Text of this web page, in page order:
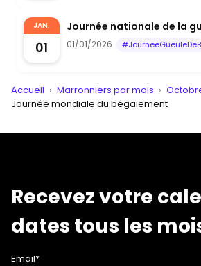
JAN.
01
Journée nationale de la
01/01/2026
Accueil › Marronniers par mois ›
Journée mondiale du bégaiement
Recevez votre
dates tous les
Email*